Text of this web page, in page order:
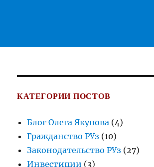
КАТЕГОРИИ ПОСТОВ
Блог Олега Якупова (4)
Гражданство РУз (10)
Законодательство РУз (27)
Инвестиции (3)